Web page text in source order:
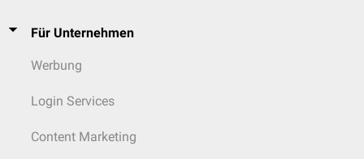
Für Unternehmen
Werbung
Login Services
Content Marketing